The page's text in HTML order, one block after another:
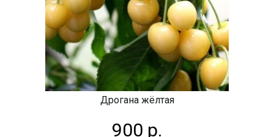
Дрогана жёлтая
900 р.